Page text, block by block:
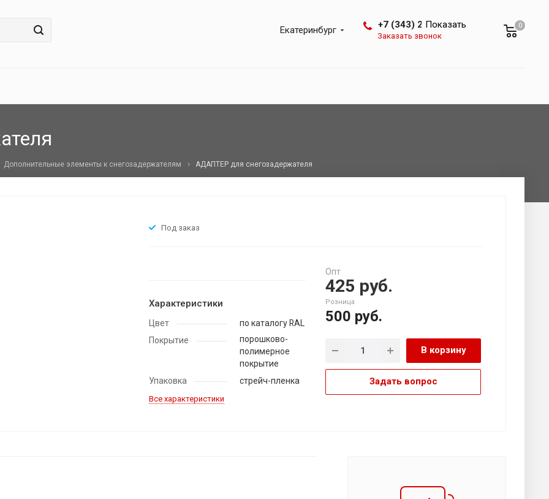
0
Екатеринбург +7 (343) 288-07-25
Показать
Заказать звонок
Дополнительные элементы к снегозадержателям АДАПТЕР для снегозадержателя
Под заказ
Характеристики
Цвет
по каталогу RAL
Покрытие
порошково-
полимерное
покрытие
Упаковка
стрейч-пленка
Все характеристики
Опт
425 руб.
Розница
500 руб.
В корзину
Задать вопрос